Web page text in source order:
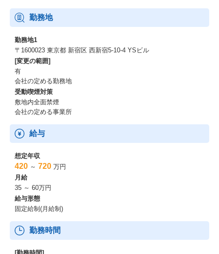
出身、東京・インドネシアの2拠点というグローバルな組織で、多
国籍の仲間を迎え入れる採用に携われる。日本人採用だけでは得
られない、これからの時代に希少価値の高い採用経験が積めるポ
ジションです。
【「妹が高校に行けるように」を創る組織の、司令塔になる】
LivCoの紹介で就職した方からは「妹が高校に行けるようになりま
した」と涙ながらに感謝の言葉をいただくことがあります。あな
たが採用する一人ひとりが、その先で何百人もの東南アジアの若
者に雇用を届けていく。社会課題の解決に挑む組織の基盤を、採
用という最上流から支える司令塔のポジションです。
勤務地
勤務地1
〒1600023 東京都 新宿区 西新宿5-10-4 YSビル
[変更の範囲]
有
会社の定める勤務地
受動喫煙対策
敷地内全面禁煙
会社の定める事業所
給与
想定年収
420 ～ 720 万円
月給
35 ～ 60万円
給与形態
固定給制(月給制)
勤務時間